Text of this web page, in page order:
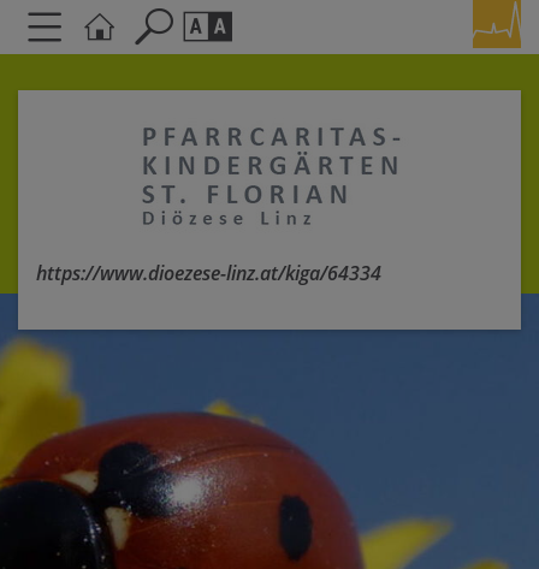
AA
https://www.dioezese-linz.at/kiga/64334